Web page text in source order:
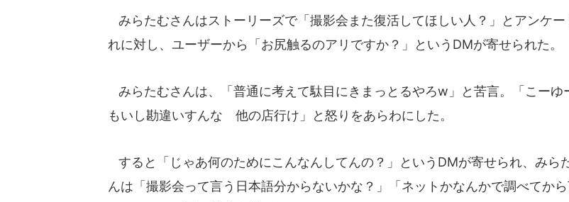
みらたむさんはストーリーズで「撮影会また復活してほしい人？」とアンケー
れに対し、ユーザーから「お尻触るのアリですか？」というDMが寄せられた。
みらたむさんは、「普通に考えて駄目にきまっとるやろw」と苦言。「こーゆ
もいし勘違いすんな 他の店行け」と怒りをあらわにした。
すると「じゃあ何のためにこんなんしてんの？」というDMが寄せられ、みら
んは「撮影会って言う日本語分からないかな？」「ネットかなんかで調べてから